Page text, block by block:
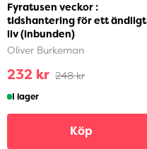
Fyratusen veckor :
tidshantering för ett ändligt
liv (inbunden)
Oliver Burkeman
232 kr 248 kr
I lager
Köp